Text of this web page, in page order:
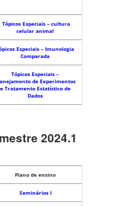
Tópicos Especiais – cultura
celular animal
Especiais – Imunologia
Comparada
Tópicos Especiais –
de Experimentos
e Tratamento Estatístico de
Dados
2024.1
Plano de ensino
Seminários I